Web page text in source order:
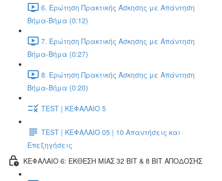
6. Ερώτηση Πρακτικής Άσκησης με Απάντηση
Βήμα-Βήμα (0:12)
7. Ερώτηση Πρακτικής Άσκησης με Απάντηση
Βήμα-Βήμα (0:27)
8. Ερώτηση Πρακτικής Άσκησης με Απάντηση
Βήμα-Βήμα (0:20)
TEST | ΚΕΦΑΛΑΙΟ 5
TEST | ΚΕΦΑΛΑΙΟ 05 | 10 Απαντήσεις και
Επεξηγήσεις
ΚΕΦΑΛΑΙΟ 6: ΕΚΘΕΣΗ ΜΙΑΣ 32 BIT & 8 BIT ΑΠΟΔΟΣΗΣ